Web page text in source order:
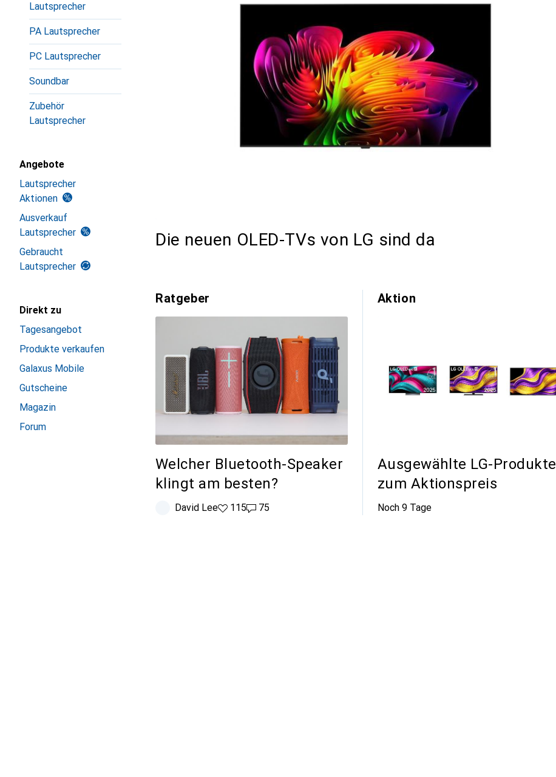
Lautsprecher
PA Lautsprecher
PC Lautsprecher
Soundbar
Zubehör
Lautsprecher
Angebote
Lautsprecher
Aktionen
Ausverkauf
Lautsprecher
Gebraucht
Lautsprecher
Direkt zu
Tagesangebot
Produkte verkaufen
Galaxus Mobile
Gutscheine
Magazin
Forum
Die neuen OLED-TVs von LG sind da
Ratgeber
Welcher Bluetooth-Speaker
klingt am besten?
David Lee115 Likes
11575 Kommentare
75
Aktion
Ausgewählte LG-Produkte
zum Aktionspreis
Noch 9 Tage